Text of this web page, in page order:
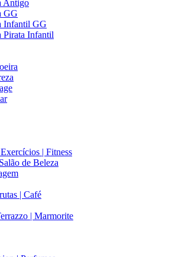
Antigo
GG
Infantil GG
Pirata Infantil
| Fitness
de Beleza
| Café
| Marmorite